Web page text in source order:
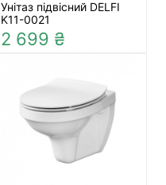
Унітаз підвісний DELFI
K11-0021
2 699 ₴